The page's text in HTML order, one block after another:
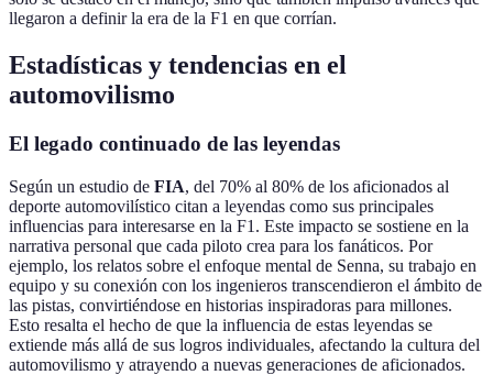
llegaron a definir la era de la F1 en que corrían.
Estadísticas y tendencias en el
automovilismo
El legado continuado de las leyendas
Según un estudio de FIA, del 70% al 80% de los aficionados al
deporte automovilístico citan a leyendas como sus principales
influencias para interesarse en la F1. Este impacto se sostiene en la
narrativa personal que cada piloto crea para los fanáticos. Por
ejemplo, los relatos sobre el enfoque mental de Senna, su trabajo en
equipo y su conexión con los ingenieros transcendieron el ámbito de
las pistas, convirtiéndose en historias inspiradoras para millones.
Esto resalta el hecho de que la influencia de estas leyendas se
extiende más allá de sus logros individuales, afectando la cultura del
automovilismo y atrayendo a nuevas generaciones de aficionados.